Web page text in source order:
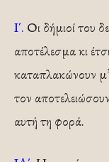
Ι΄. Οι δήμιοί του
αποτέλεσμα κι
καταπλακώνουν
τον
αυτή τη φορά.